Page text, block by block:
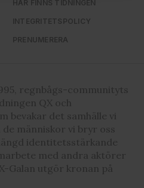
de sociala medier och
som vi samarbetar med.
av vår webbplats.
HÄR FINNS TIDNINGEN
INTEGRITETSPOLICY
PRENUMERERA
regnbågs-communityts
QX och
bevakar det samhälle vi
människor vi bryr oss
identitetsstärkande
med andra aktörer
Galan utgör kronan på